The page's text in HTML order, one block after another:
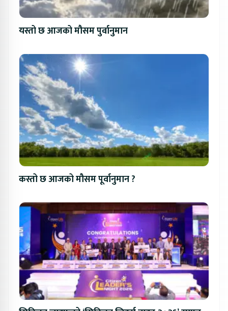
यस्तो छ आजको मौसम पुर्वानुमान
कस्तो छ आजको मौसम पूर्वानुमान ?